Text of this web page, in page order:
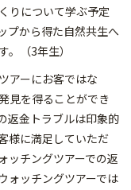
りについて学ぶ予定
プから得た自然共生へ
（3年生）
アーにお客ではな
見を得ることができ
返金トラブルは印象的
様に満足していただ
ッチングツアーでの返
ォッチングツアーでは